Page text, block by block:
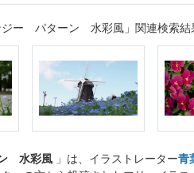
ジー パターン 水彩風」関連検索結
水彩風 」は、イラストレーター青